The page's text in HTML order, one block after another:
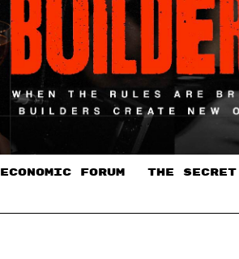
ECONOMIC FORUM THE